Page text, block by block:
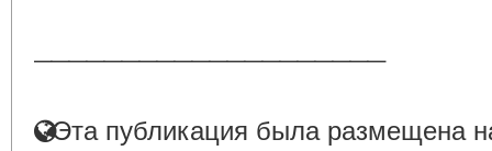
Эта публикация была размещена